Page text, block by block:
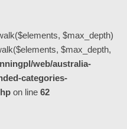
$max_depth)
$max_depth,
web/australia-
categories-
on line 62